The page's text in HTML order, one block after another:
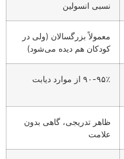
نسبی انسولین
معمولاً بزرگسالان (ولی در
کودکان هم دیده می‌شود)
۹۰-۹۵٪ از موارد دیابت
ظاهر تدریجی، گاهی بدون
علامت